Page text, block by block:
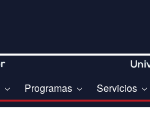
Programas Servicios